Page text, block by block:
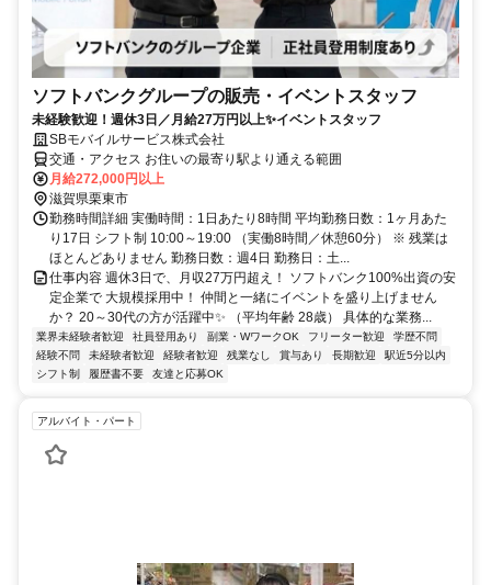
ソフトバンクグループの販売・イベントスタッフ
未経験歓迎！週休3日／月給27万円以上✨イベントスタッフ
SBモバイルサービス株式会社
交通・アクセス お住いの最寄り駅より通える範囲
月給272,000円以上
滋賀県栗東市
勤務時間詳細 実働時間：1日あたり8時間 平均勤務日数：1ヶ月あた
り17日 シフト制 10:00～19:00 （実働8時間／休憩60分） ※ 残業は
ほとんどありません 勤務日数：週4日 勤務日：土...
仕事内容 週休3日で、月収27万円超え！ ソフトバンク100%出資の安
定企業で 大規模採用中！ 仲間と一緒にイベントを盛り上げません
か？ 20～30代の方が活躍中✨ （平均年齢 28歳） 具体的な業務...
業界未経験者歓迎 社員登用あり 副業・WワークOK フリーター歓迎
学歴不問
経験不問
未経験者歓迎 経験者歓迎 残業なし 賞与あり 長期歓迎
駅近5分以内
シフト制
履歴書不要 友達と応募OK
アルバイト・パート